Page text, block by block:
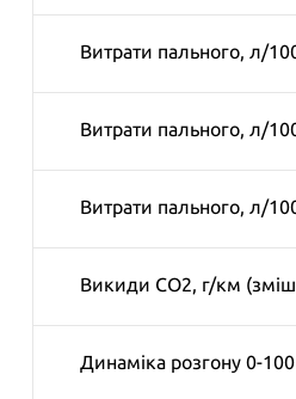
Витрати пального, л/
Витрати пального, л/
Витрати пального, л/
Викиди CO2, г/км
Динаміка розгону 0-